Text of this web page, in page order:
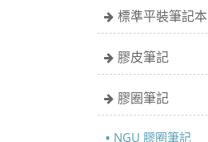
標準平裝筆記本
膠皮筆記
膠圈筆記
NGU 膠圈筆記